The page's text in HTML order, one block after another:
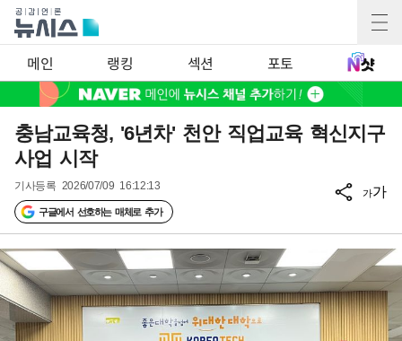
메인 랭킹 섹션 포토
충남교육청, '6년차' 천안 직업교육 혁신지구
사업 시작
기사등록 2026/07/09 16:12:13
구글에서 선호하는 매체로 추가
가가